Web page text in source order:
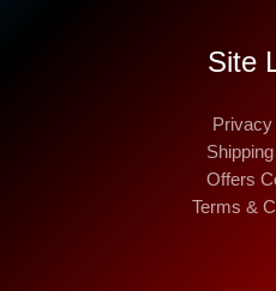
Site
Offers
Terms &